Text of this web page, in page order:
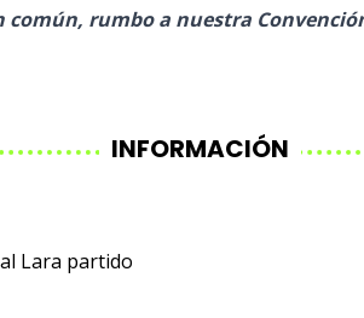
rumbo a nuestra
INFORMACIÓN
Lara partido